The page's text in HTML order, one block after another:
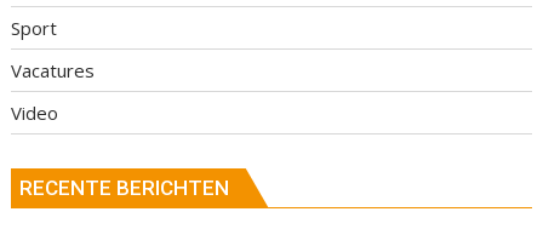
Sport
Vacatures
Video
RECENTE BERICHTEN